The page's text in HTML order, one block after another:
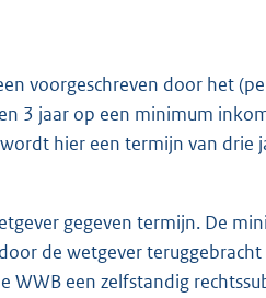
voorgeschreven door het
3 jaar op een minimum
hier een termijn van
gegeven termijn. De
de wetgever
een zelfstandig